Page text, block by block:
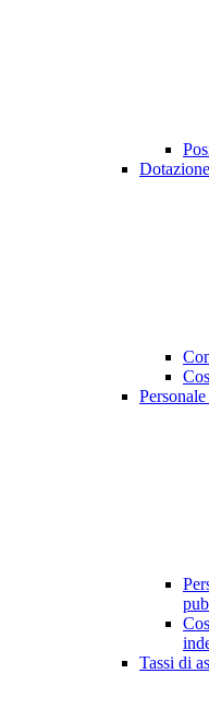
Tassi di